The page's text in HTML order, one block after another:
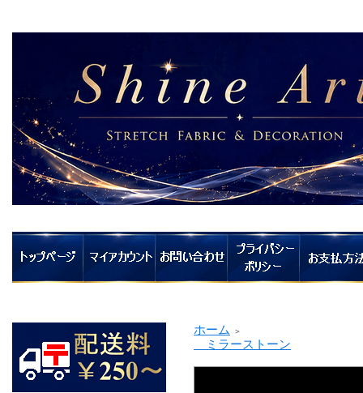
ホーム ＞
ミラーストーン